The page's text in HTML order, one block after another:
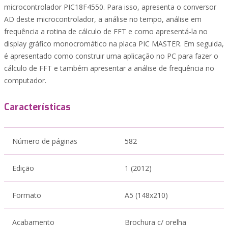
microcontrolador PIC18F4550. Para isso, apresenta o conversor
AD deste microcontrolador, a análise no tempo, análise em
frequência a rotina de cálculo de FFT e como apresentá-la no
display gráfico monocromático na placa PIC MASTER. Em seguida,
é apresentado como construir uma aplicação no PC para fazer o
cálculo de FFT e também apresentar a análise de frequência no
computador.
Características
Número de páginas 582
Edição 1 (2012)
Formato A5 (148x210)
Acabamento Brochura c/ orelha